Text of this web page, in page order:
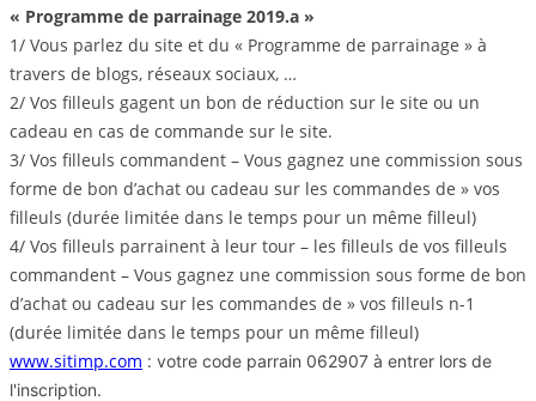
« Programme de parrainage 2019.a »
1/ Vous parlez du site et du « Programme de parrainage » à
travers de blogs, réseaux sociaux, …
2/ Vos filleuls gagent un bon de réduction sur le site ou un
cadeau en cas de commande sur le site.
3/ Vos filleuls commandent – Vous gagnez une commission sous
forme de bon d’achat ou cadeau sur les commandes de » vos
filleuls (durée limitée dans le temps pour un même filleul)
4/ Vos filleuls parrainent à leur tour – les filleuls de vos filleuls
commandent – Vous gagnez une commission sous forme de bon
d’achat ou cadeau sur les commandes de » vos filleuls n-1
(durée limitée dans le temps pour un même filleul)
www.sitimp.com : votre code parrain 062907 à entrer lors de
l'inscription.